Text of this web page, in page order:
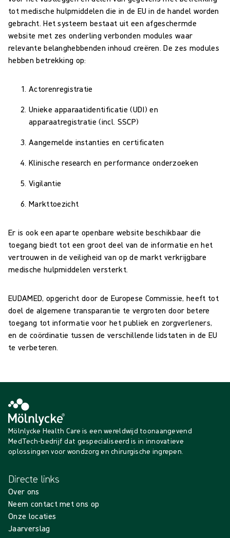
tot medische hulpmiddelen die in de EU in de handel worden
gebracht. Het systeem bestaat uit een afgeschermde
website met zes onderling verbonden modules waar
relevante belanghebbenden inhoud creëren. De zes modules
hebben betrekking op:
Actorenregistratie
Unieke apparaatidentificatie (UDI) en
apparaatregistratie (incl. SSCP)
Aangemelde instanties en certificaten
Klinische research en performance onderzoeken
Vigilantie
Markttoezicht
Er is ook een aparte openbare website beschikbaar die
toegang biedt tot een groot deel van de informatie en het
vertrouwen in de veiligheid van op de markt verkrijgbare
medische hulpmiddelen versterkt.
EUDAMED, opgericht door de Europese Commissie, heeft tot
doel de algemene transparantie te vergroten door betere
toegang tot informatie voor het publiek en zorgverleners,
en de coördinatie tussen de verschillende lidstaten in de EU
te verbeteren.
Mölnlycke Health Care is een wereldwijd toonaangevend
MedTech-bedrijf dat gespecialiseerd is in innovatieve
oplossingen voor wondzorg en chirurgische ingrepen.
Directe links
Over ons
Neem contact met ons op
Onze locaties
Jaarverslag